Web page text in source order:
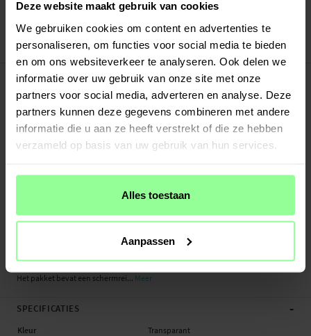
Deze website maakt gebruik van cookies
We gebruiken cookies om content en advertenties te
personaliseren, om functies voor social media te bieden
en om ons websiteverkeer te analyseren. Ook delen we
informatie over uw gebruik van onze site met onze
partners voor social media, adverteren en analyse. Deze
partners kunnen deze gegevens combineren met andere
informatie die u aan ze heeft verstrekt of die ze hebben
verzameld op basis van uw gebruik van hun services.
Alles toestaan
Aanpassen
Veilig betalen met Klarna of Paypal
30 dagen retourrecht
Art number:24940
PRODUCTBESCHRIJVING
Screenprotector van tempered glas voor Google Pixel 3a. Deze screenprotector
is bestand tegen meer stoten dan traditionele plastic screenprotectorfolies en
beschermt beter tegen beschadigingen, krassen en barsten op en aan het
- Afgeronde randen (2,5 D arc edge)
- Anti-vingerafdrukbehandeling
Het pakket bevat een schermrei... Meer
SPECIFICATIES -
Kleur Transparant